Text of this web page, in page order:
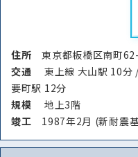
住所東京都板橋区南
交通
東上線 大山駅 10分
要町駅 12分
規模
地上3階
竣⼯ 1987年2月 (新耐震